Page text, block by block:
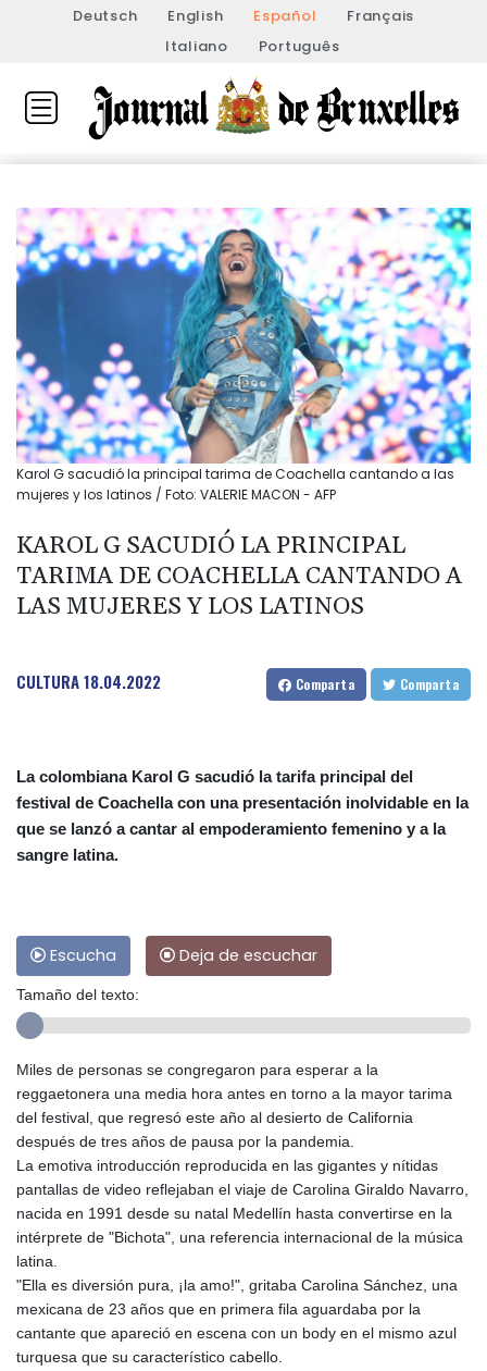
Deutsch English Español
Français
Italiano
Português
Karol G sacudió la principal tarima de Coachella cantando a las
mujeres y los latinos / Foto: VALERIE MACON - AFP
KAROL G SACUDIÓ LA PRINCIPAL
TARIMA DE COACHELLA CANTANDO A
LAS MUJERES Y LOS LATINOS
CULTURA18.04.2022 Comparta Comparta
La colombiana Karol G sacudió la tarifa principal del
festival de Coachella con una presentación inolvidable en la
que se lanzó a cantar al empoderamiento femenino y a la
sangre latina.
Escucha Deja de escuchar
Tamaño del texto:
Miles de personas se congregaron para esperar a la
reggaetonera una media hora antes en torno a la mayor tarima
del festival, que regresó este año al desierto de California
después de tres años de pausa por la pandemia.
La emotiva introducción reproducida en las gigantes y nítidas
pantallas de video reflejaban el viaje de Carolina Giraldo Navarro,
nacida en 1991 desde su natal Medellín hasta convertirse en la
intérprete de "Bichota", una referencia internacional de la música
latina.
"Ella es diversión pura, ¡la amo!", gritaba Carolina Sánchez, una
mexicana de 23 años que en primera fila aguardaba por la
cantante que apareció en escena con un body en el mismo azul
turquesa que su característico cabello.